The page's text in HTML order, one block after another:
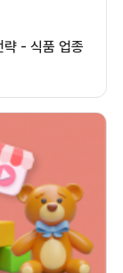
략 - 식품 업종